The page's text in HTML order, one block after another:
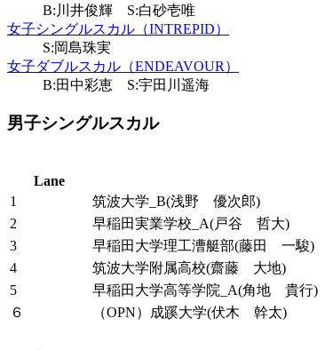
B:川井俊輝 S:白砂壱唯
女子シングルスカル（INTREPID）
S:岡島珠実
女子ダブルスカル（ENDEAVOUR）
B:田中彩恵 S:宇田川遥海
男子シングルスカル
Lane
1
筑波大学_B(浅野 優次郎)
2
早稲田実業学校_A(戸谷 哲大)
3
早稲田大学理工漕艇部(藤田 一駿)
4
筑波大学附属高校(齋藤 大地)
5
早稲田大学高等学院_A(角地 貴行)
６
（OPN）成蹊大学(伏木 幹太)